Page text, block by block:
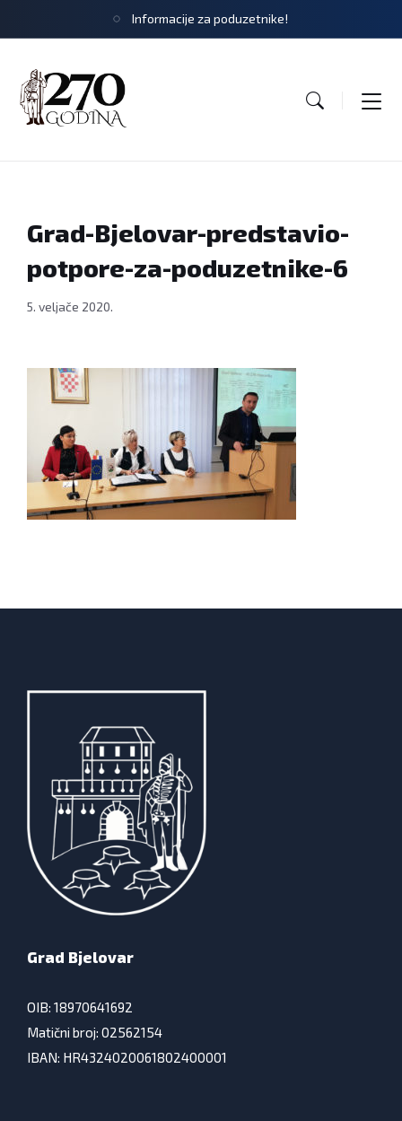
Informacije za poduzetnike!
Grad-Bjelovar-predstavio-
potpore-za-poduzetnike-6
5. veljače 2020.
Grad Bjelovar
OIB: 18970641692
Matični broj: 02562154
IBAN: HR4324020061802400001